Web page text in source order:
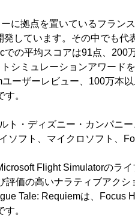
に拠点を置いているフラン
しています。その中でも代
の平均スコアは91点、200
シミュレーションアワード
ーザーレビュー、100万本以
。
ト・ディズニー・カンパニ
ソフト、マイクロソフト、
Flight Simulatorのラ
価の高いナラティブアクシ
Tale: Requiemは、Focus
。